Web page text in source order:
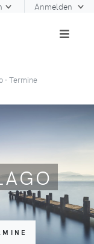
Anmelden
- Termine